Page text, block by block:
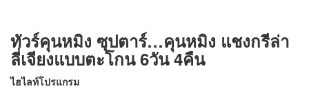
ทัวร์คุนหมิง ซุปตาร์…คุนหมิง แชงกรีล่า
ลี่เจียงแบบตะโกน 6วัน 4คืน
ไฮไลท์โปรแกรม